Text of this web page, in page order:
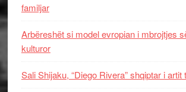
familjar
Arbëreshët si model evropian i mbrojtjes
kulturor
Sali Shijaku, “Diego Rivera” shqiptar i